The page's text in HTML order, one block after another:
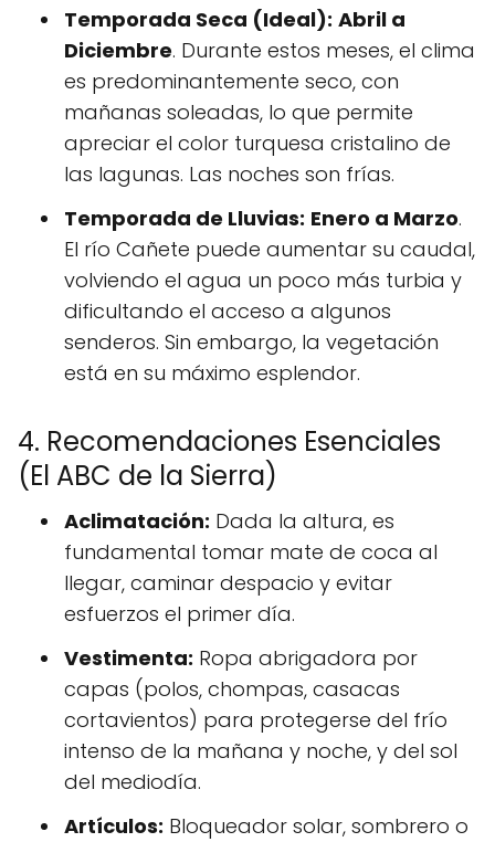
Temporada Seca (Ideal): Abril a
Diciembre. Durante estos meses, el clima
es predominantemente seco, con
mañanas soleadas, lo que permite
apreciar el color turquesa cristalino de
las lagunas. Las noches son frías.
Temporada de Lluvias: Enero a Marzo.
El río Cañete puede aumentar su caudal,
volviendo el agua un poco más turbia y
dificultando el acceso a algunos
senderos. Sin embargo, la vegetación
está en su máximo esplendor.
4. Recomendaciones Esenciales
(El ABC de la Sierra)
Aclimatación: Dada la altura, es
fundamental tomar mate de coca al
llegar, caminar despacio y evitar
esfuerzos el primer día.
Vestimenta: Ropa abrigadora por
capas (polos, chompas, casacas
cortavientos) para protegerse del frío
intenso de la mañana y noche, y del sol
del mediodía.
Artículos: Bloqueador solar, sombrero o